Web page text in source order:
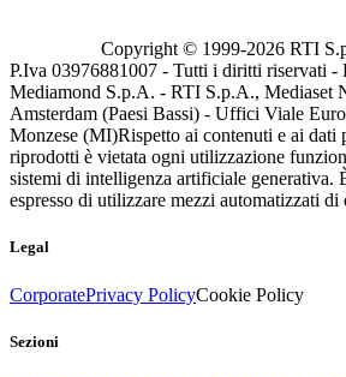
Copyright © 1999-2026 RTI
P.Iva 03976881007 - Tutti i diritti riservati -
Mediamond S.p.A. - RTI S.p.A., Mediaset
Amsterdam (Paesi Bassi) - Uffici Viale
Monzese (MI)Rispetto ai contenuti e ai dati
riprodotti è vietata ogni utilizzazione
sistemi di intelligenza artificiale generativa.
espresso di utilizzare mezzi automatizzati di
Legal
CorporatePrivacy PolicyCookie Policy
Sezioni